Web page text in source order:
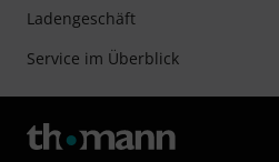
Ladengeschäft
Service im Überblick